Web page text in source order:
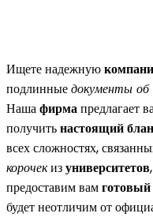
Ищете надежную
подлинныедокументы об
Нашафирмапредлагает
получитьнастоящий
всех сложностях,
корочекизуниверситетов,
предоставим вам
будет неотличим от